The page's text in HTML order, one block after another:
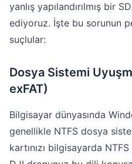
yanlış yapılandırılmış bir
ediyoruz. İşte bu sorunun
suçlular:
Dosya Sistemi
exFAT)
Bilgisayar dünyasında
genellikle NTFS dosya
kartınızı bilgisayarda